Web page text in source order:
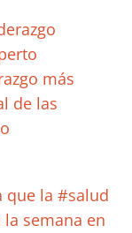
más
de las
que la #salud
semana en